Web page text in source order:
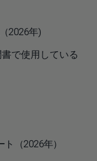
2026年)
で使用している
（2026年）